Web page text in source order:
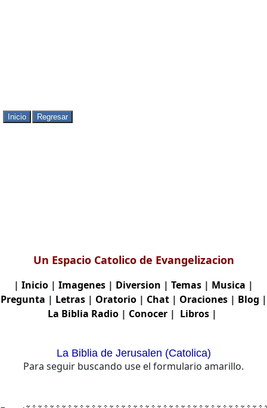
Un Espacio Catolico de Evangelizacion
| Inicio | Imagenes | Diversion | Temas | Musica |
Pregunta | Letras| Oratorio| Chat| Oraciones| Blog |
La Biblia Radio | Conocer | Libros |
La Biblia de Jerusalen (Catolica)
Para seguir buscando use el formulario amarillo.